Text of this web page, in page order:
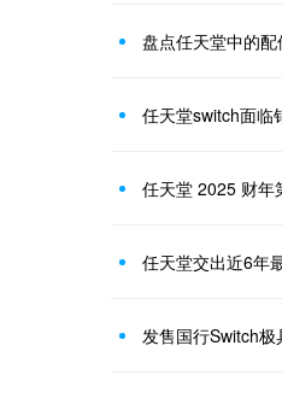
盘点任天堂中的配
任天堂switch面临
任天堂 2025 财年
任天堂交出近6年
发售国行Switch